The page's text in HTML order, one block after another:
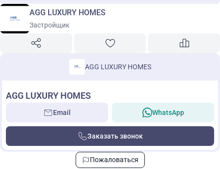
AGG LUXURY HOMES
Застройщик
AGG LUXURY HOMES
AGG LUXURY HOMES
Email WhatsApp
Заказать звонок
Пожаловаться